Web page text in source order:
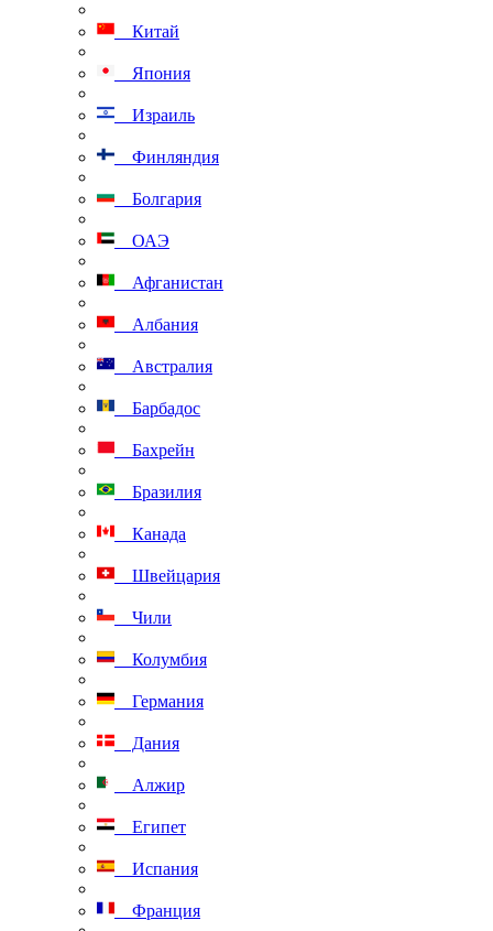
Китай
Япония
Израиль
Финляндия
Болгария
ОАЭ
Афганистан
Албания
Австралия
Барбадос
Бахрейн
Бразилия
Канада
Швейцария
Чили
Колумбия
Германия
Дания
Алжир
Египет
Испания
Франция